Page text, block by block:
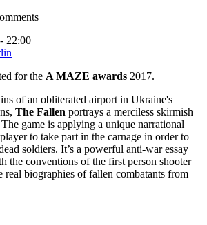
22:00
for the A MAZE awards 2017.
of an obliterated airport in Ukraine's
The Fallen portrays a merciless skirmish
game is applying a unique narrational
to take part in the carnage in order to
soldiers. It’s a powerful anti-war essay
the conventions of the first person shooter
real biographies of fallen combatants from